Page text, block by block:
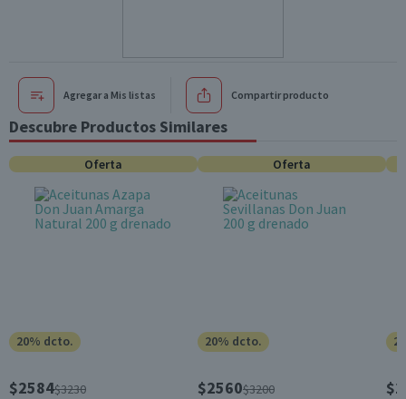
Agregar a Mis listas Compartir producto
Descubre Productos Similares
Oferta
20% dcto.
$2584$3230
Oferta
20% dcto.
$2560$3200